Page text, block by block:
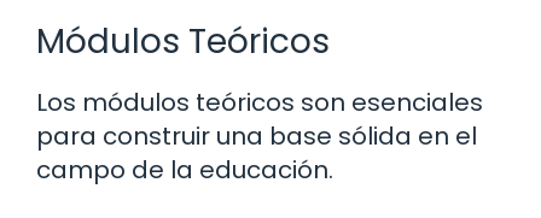
Módulos Teóricos
Los módulos teóricos son esenciales
para construir una base sólida en el
campo de la educación.